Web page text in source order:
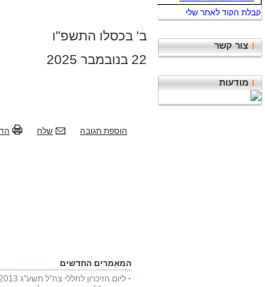
צור קשר
מודעות
ב' בכסלו התשפ"ו
22 בנובמבר 2025
הוספת תגובה שלח
המאמרים החדשים
ליום הזיכרון לחללי צה"ל תשע"ג 2013